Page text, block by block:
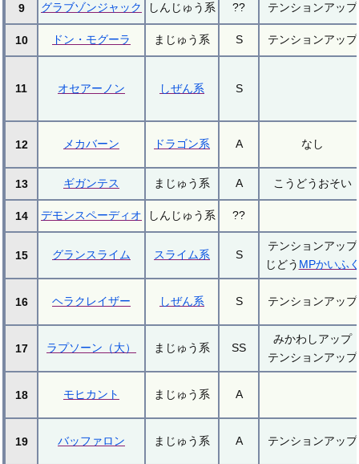
9 グラブゾンジャック しんじゅう系 ?? テンションアップ
10 ドン・モグーラ まじゅう系 S テンションアップ
11 オセアーノン しぜん系 S
12 メカバーン ドラゴン系 A なし
13 ギガンテス まじゅう系 A こうどうおそい
14 デモンスペーディオ しんじゅう系 ??
15 グランスライム スライム系 S
テンションアップ
じどう MPかいふ
16 ヘラクレイザー しぜん系 S テンションアップ
17 ラプソーン（大） まじゅう系 SS
みかわしアップ
テンションアップ
18 モヒカント まじゅう系 A
19 バッファロン まじゅう系 A テンションアップ